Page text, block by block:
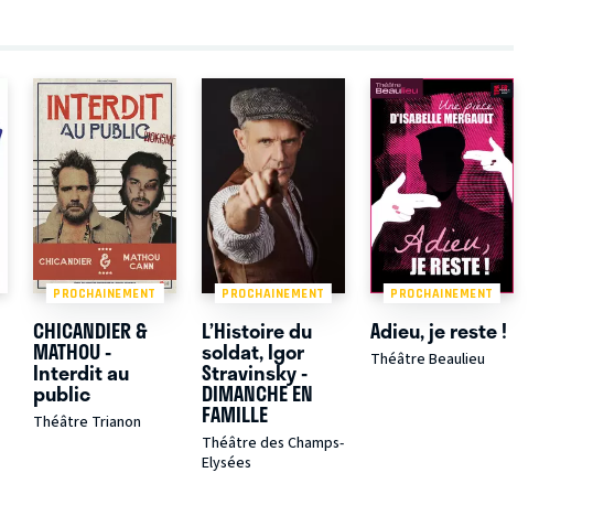
PROCHAINEMENT
CHICANDIER &
MATHOU -
Interdit au
public
Théâtre Trianon
PROCHAINEMENT
L’Histoire du
soldat, Igor
Stravinsky -
DIMANCHE EN
FAMILLE
Théâtre des Champs-
Elysées
PROCHAINEMENT
Adieu, je reste !
Théâtre Beaulieu